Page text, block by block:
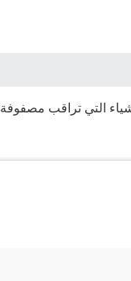
التي تراقب مصفوفة